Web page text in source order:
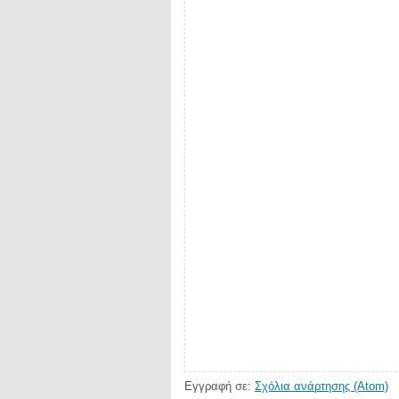
Εγγραφή σε: Σχόλια ανάρτησης (Atom)